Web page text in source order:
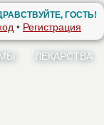
ГОСТЬ!
• Регистрация
ЛЕКАРСТВА